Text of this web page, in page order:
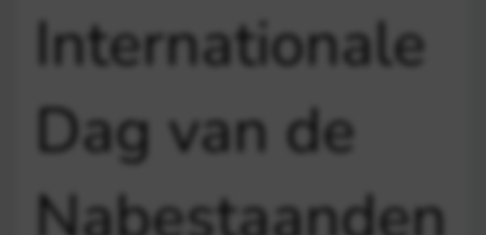
Internationale
Dag van de
Nabestaanden